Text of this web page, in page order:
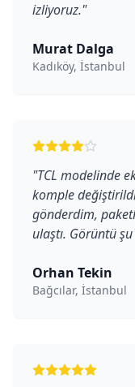
izliyoruz."
Murat Dalga
Kadıköy, İstanbul
"TCL modelinde
komple
gönderdim,
ulaştı. Görüntü
Orhan Tekin
Bağcılar, İstanbul